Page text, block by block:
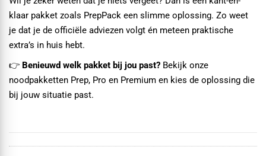
klaar pakket zoals PrepPack een slimme oplossing. Zo weet
je dat je de officiële adviezen volgt én meteen praktische
extra’s in huis hebt.
👉 Benieuwd welk pakket bij jou past? Bekijk onze
noodpakketten Prep, Pro en Premium en kies de oplossing die
bij jouw situatie past.